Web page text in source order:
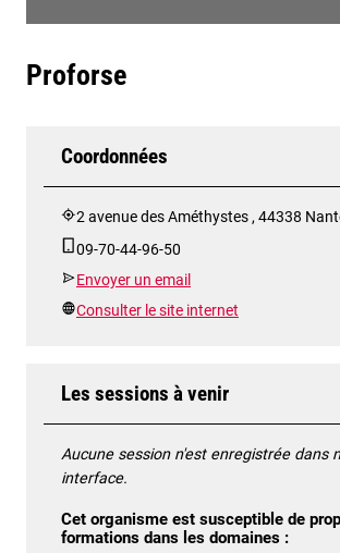
Proforse
Coordonnées
2 avenue des Améthystes , 44338
09-70-44-96-50
Envoyer un email
Consulter le site internet
Les sessions à venir
Aucune session n'est enregistrée dans
interface.
Cet organisme est susceptible de
formations dans les domaines :